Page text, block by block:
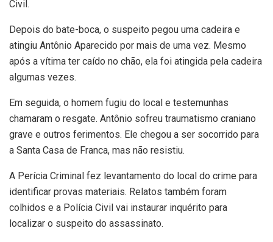
Civil.
Depois do bate-boca, o suspeito pegou uma cadeira e
atingiu Antônio Aparecido por mais de uma vez. Mesmo
após a vítima ter caído no chão, ela foi atingida pela cadeira
algumas vezes.
Em seguida, o homem fugiu do local e testemunhas
chamaram o resgate. Antônio sofreu traumatismo craniano
grave e outros ferimentos. Ele chegou a ser socorrido para
a Santa Casa de Franca, mas não resistiu.
A Perícia Criminal fez levantamento do local do crime para
identificar provas materiais. Relatos também foram
colhidos e a Polícia Civil vai instaurar inquérito para
localizar o suspeito do assassinato.